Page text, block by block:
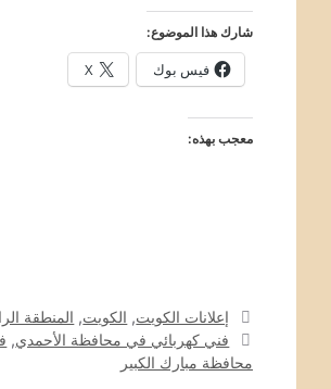
شارك هذا الموضوع:
فيس بوك X
معجب بهذه:
التصنيفات
إعلانات الكويت, الكويت, المنطقة
الوسوم
فني كهربائي في محافظة الأحمدي,
محافظة مبارك الكبير